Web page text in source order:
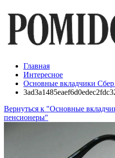
Главная
Интересное
Основные вкладчики
Вернуться к "Основные
пенсионеры"